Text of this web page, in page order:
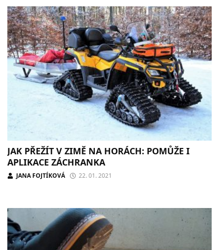
JAK PŘEŽÍT V ZIMĚ NA HORÁCH: POMŮŽE I
APLIKACE ZÁCHRANKA
JANA FOJTÍKOVÁ 22. 01. 2021